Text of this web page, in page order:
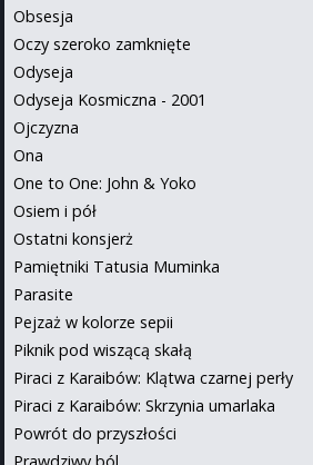
Obsesja
Oczy szeroko zamknięte
Odyseja
Odyseja Kosmiczna - 2001
Ojczyzna
Ona
One to One: John & Yoko
Osiem i pół
Ostatni konsjerż
Pamiętniki Tatusia Muminka
Parasite
Pejzaż w kolorze sepii
Piknik pod wiszącą skałą
Piraci z Karaibów: Klątwa czarnej perły
Piraci z Karaibów: Skrzynia umarlaka
Powrót do przyszłości
Prawdziwy ból